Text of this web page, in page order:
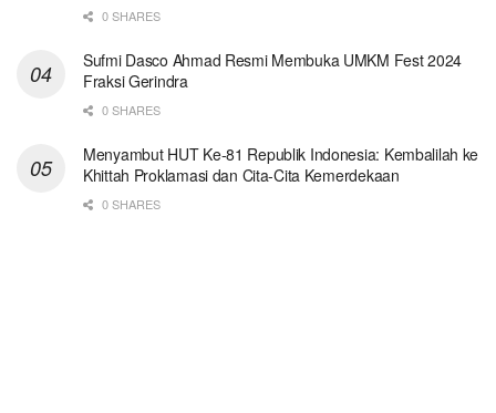
0 SHARES
Sufmi Dasco Ahmad Resmi Membuka UMKM Fest 2024
Fraksi Gerindra
0 SHARES
Menyambut HUT Ke-81 Republik Indonesia: Kembalilah ke
Khittah Proklamasi dan Cita-Cita Kemerdekaan
0 SHARES